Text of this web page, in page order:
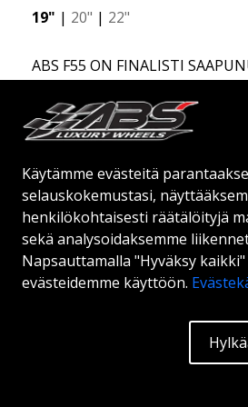
Käytämme evästeitä
selauskokemustasi,
henkilökohtaisesti räätälöityjä
sekä analysoidaksemme
Napsauttamalla "Hyväksy
evästeidemme käyttöön.
19" | 20" | 22"
ABS F55 ON FINALISTI
teräksestä. Uusin lisäys ABS
perheeseen on saapunut,
tyylikkäimmän kesävanteen.
elämän parhaisiin ja hienoimpiin
on sinua varten. Tämä
ylellisyyden ruostumattoman
flow forming -tekniikkaan. ABS
kuin vanne voi olla.
Alkaen: